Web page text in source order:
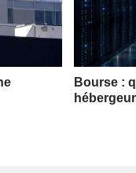
Bourse :